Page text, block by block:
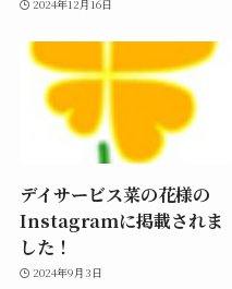
2024年12月16日
デイサービス菜の花様の
Instagramに掲載されま
した！
2024年9月3日